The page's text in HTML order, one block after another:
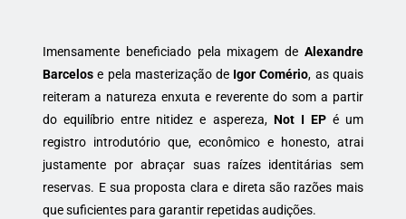
Imensamente beneficiado pela mixagem de Alexandre
Barcelos e pela masterização de Igor Comério, as quais
reiteram a natureza enxuta e reverente do som a partir
do equilíbrio entre nitidez e aspereza, Not I EPé um
registro introdutório que, econômico e honesto, atrai
justamente por abraçar suas raízes identitárias sem
reservas. E sua proposta clara e direta são razões mais
que suficientes para garantir repetidas audições.